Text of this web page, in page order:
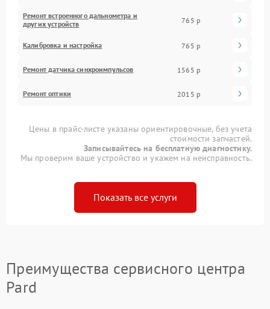
Ремонт встроенного дальнометра и
других устройств
765 р
Калибровка и настройка 765 р
Ремонт датчика синхроимпульсов 1565 р
Ремонт оптики 2015 р
Цены в прайс-листе указаны ориентировочные, без учета
стоимости запчастей.
Записывайтесь на бесплатную диагностику.
Мы проверим ваше устройство и укажем на неисправность.
Показать все услуги
Преимущества сервисного центра
Pard